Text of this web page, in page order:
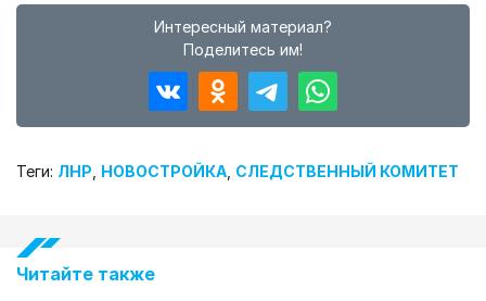
Интересный материал?
Поделитесь им!
Теги: ЛНР НОВОСТРОЙКА СЛЕДСТВЕННЫЙ КОМИТЕТ
Читайте также